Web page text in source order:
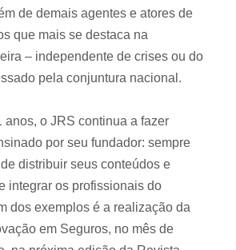
de demais agentes e atores de
que mais se destaca na
– independente de crises ou do
pela conjuntura nacional.
anos, o JRS continua a fazer
por seu fundador: sempre
distribuir seus conteúdos e
integrar os profissionais do
dos exemplos é a realização da
em Seguros, no mês de